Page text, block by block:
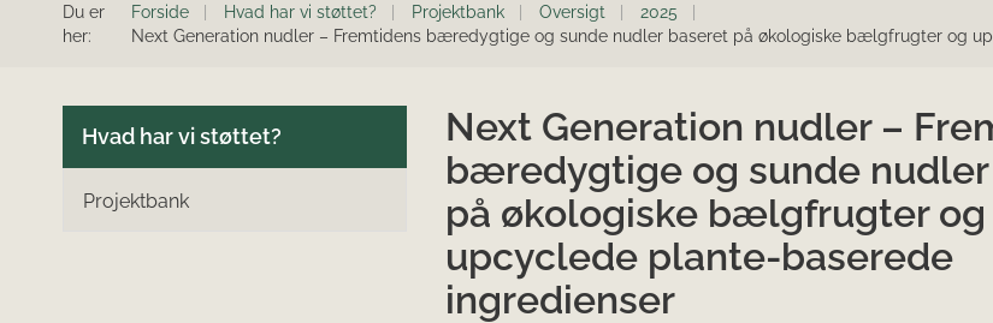
Du er
her:
Forside Hvad har vi støttet? Projektbank Oversigt
2025
Next Generation nudler – Fremtidens bæredygtige og sunde nudler baseret på økologiske bælgfrugter og
Hvad har vi støttet?
Projektbank
Next Generation nudler –
bæredygtige og sunde
på økologiske bælgfrugter og
upcyclede plante-baserede
ingredienser